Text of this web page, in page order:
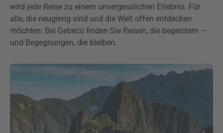
wird jede Reise zu einem unvergesslichen Erlebnis. Für
alle, die neugierig sind und die Welt offen entdecken
möchten: Bei Gebeco finden Sie Reisen, die begeistern –
und Begegnungen, die bleiben.